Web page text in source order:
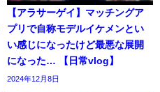
【アラサーゲイ】マッチングア
プリで自称モデルイケメンとい
い感じになったけど最悪な展開
になった… 【日常vlog】
2024年12月8日